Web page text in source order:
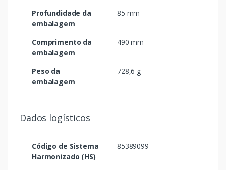
Profundidade da
embalagem
85 mm
Comprimento da
embalagem
490 mm
Peso da
embalagem
728,6 g
Dados logísticos
Código de Sistema
Harmonizado (HS)
85389099